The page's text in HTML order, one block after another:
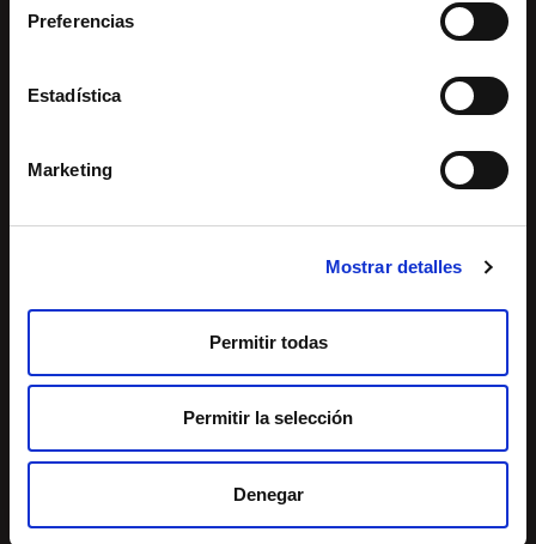
Preferencias
Estadística
Marketing
Mostrar detalles
Permitir todas
Permitir la selección
Denegar
SCOTT MARATHON BTT
HERO UCI MARATHON
ST. JULIÀ DE LÒRIA - ANDORRA
VIEW YOUR PHOTOS
20/09/2026